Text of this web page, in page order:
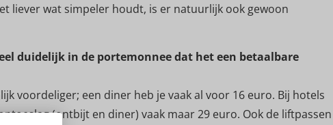
liever wat simpeler houdt, is er natuurlijk ook gewoon
duidelijk in de portemonnee dat het een betaalbare
voordeliger; een diner heb je vaak al voor 16 euro. Bij hotels
(ontbijt en diner) vaak maar 29 euro. Ook de liftpassen